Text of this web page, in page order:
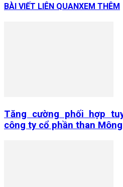
BÀI VIẾT LIÊN QUANXEM THÊM
Tăng cường phối hợp
công ty cổ phần than